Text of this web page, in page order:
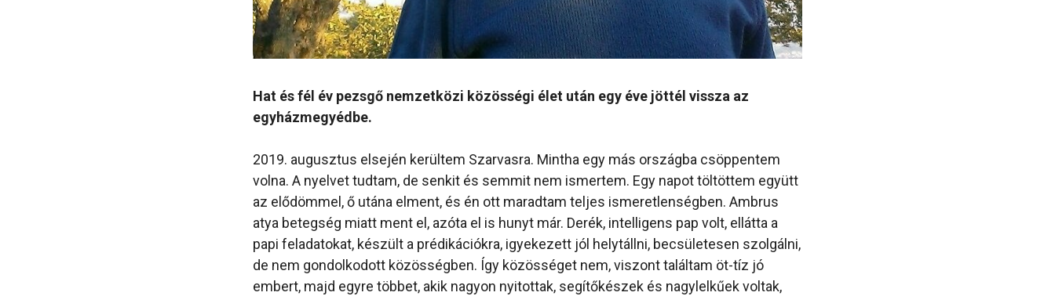
Hat és fél év pezsgő nemzetközi közösségi élet után egy éve jöttél vissza az
egyházmegyédbe.
2019. augusztus elsején kerültem Szarvasra. Mintha egy más országba csöppentem
volna. A nyelvet tudtam, de senkit és semmit nem ismertem. Egy napot töltöttem együtt
az elődömmel, ő utána elment, és én ott maradtam teljes ismeretlenségben. Ambrus
atya betegség miatt ment el, azóta el is hunyt már. Derék, intelligens pap volt, ellátta a
papi feladatokat, készült a prédikációkra, igyekezett jól helytállni, becsületesen szolgálni,
de nem gondolkodott közösségben. Így közösséget nem, viszont találtam öt-tíz jó
embert, majd egyre többet, akik nagyon nyitottak, segítőkészek és nagylelkűek voltak,